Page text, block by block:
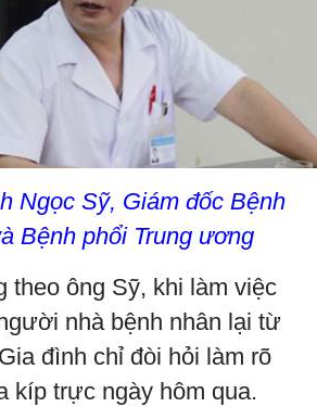
Ngọc Sỹ, Giám đốc Bệnh
Bệnh phổi Trung ương
theo ông Sỹ, khi làm việc
nhà bệnh nhân lại từ
đình chỉ đòi hỏi làm rõ
kíp trực ngày hôm qua.